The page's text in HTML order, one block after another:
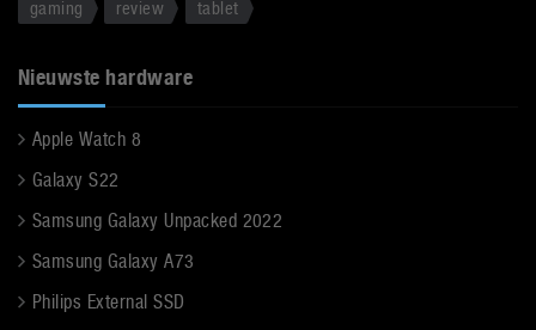
gaming
review tablet
Nieuwste hardware
Apple Watch 8
Galaxy S22
Samsung Galaxy Unpacked 2022
Samsung Galaxy A73
Philips External SSD